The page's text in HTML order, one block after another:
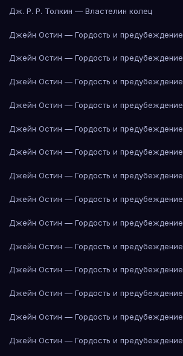
Дж. Р. Р. Толкин — Властелин колец
Джейн Остин — Гордость и предубеждение
Джейн Остин — Гордость и предубеждение
Джейн Остин — Гордость и предубеждение
Джейн Остин — Гордость и предубеждение
Джейн Остин — Гордость и предубеждение
Джейн Остин — Гордость и предубеждение
Джейн Остин — Гордость и предубеждение
Джейн Остин — Гордость и предубеждение
Джейн Остин — Гордость и предубеждение
Джейн Остин — Гордость и предубеждение
Джейн Остин — Гордость и предубеждение
Джейн Остин — Гордость и предубеждение
Джейн Остин — Гордость и предубеждение
Джейн Остин — Гордость и предубеждение